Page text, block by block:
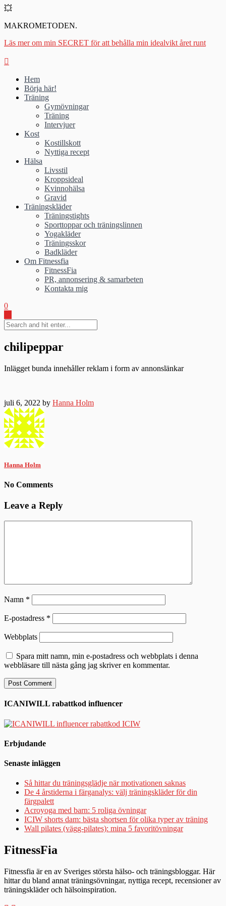
💥
MAKROMETODEN.
Läs mer om min SECRET för att behålla min idealvikt året runt
Hem
Börja här!
Träning
Gymövningar
Träning
Intervjuer
Kost
Kostillskott
Nyttiga recept
Hälsa
Livsstil
Kroppsideal
Kvinnohälsa
Gravid
Träningskläder
Träningstights
Sporttoppar och träningslinnen
Yogakläder
Träningsskor
Badkläder
Om Fitnessfia
FitnessFia
PR, annonsering & samarbeten
Kontakta mig
0
chilipeppar
Inlägget bunda innehåller reklam i form av annonslänkar
juli 6, 2022 by Hanna Holm
Hanna Holm
No Comments
Leave a Reply
Namn *
E-postadress *
Webbplats
Spara mitt namn, min e-postadress och webbplats i denna
webbläsare till nästa gång jag skriver en kommentar.
ICANIWILL rabattkod influencer
Erbjudande
Senaste inläggen
Så hittar du träningsglädje när motivationen saknas
De 4 årstiderna i färganalys: välj träningskläder för din
färgpalett
Acroyoga med barn: 5 roliga övningar
ICIW shorts dam: bästa shortsen för olika typer av träning
Wall pilates (vägg-pilates): mina 5 favoritövningar
FitnessFia
Fitnessfia är en av Sveriges största hälso- och träningsbloggar. Här
hittar du bland annat träningsövningar, nyttiga recept, recensioner av
träningskläder och hälsoinspiration.